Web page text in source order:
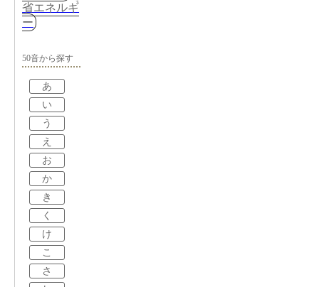
省エネルギ
ー
50音から探す
あ
い
う
え
お
か
き
く
け
こ
さ